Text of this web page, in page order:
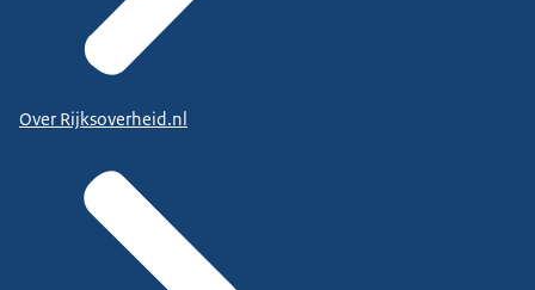
Over Rijksoverheid.nl